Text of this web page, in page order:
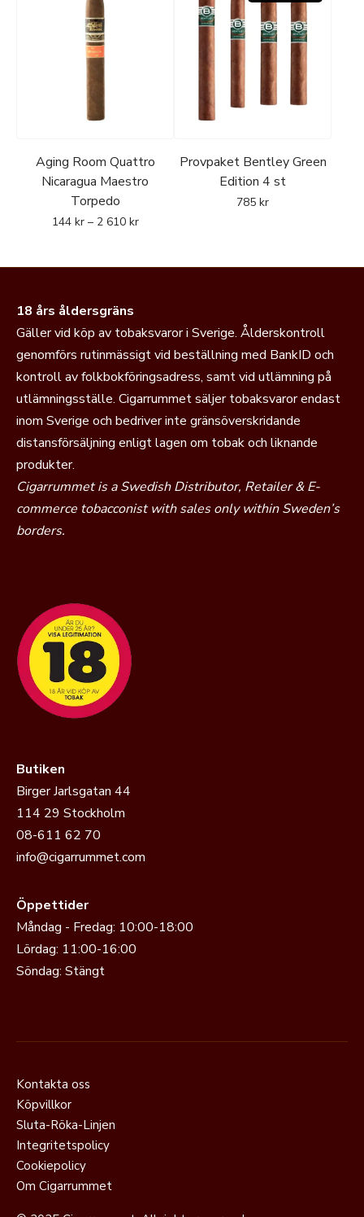
Aging Room Quattro
Nicaragua Maestro
Torpedo
144 kr – 2 610 kr
Provpaket Bentley Green
Edition 4 st
785 kr
18 års åldersgräns
Gäller vid köp av tobaksvaror i Sverige. Ålderskontroll
genomförs rutinmässigt vid beställning med BankID och
kontroll av folkbokföringsadress, samt vid utlämning på
utlämningsställe. Cigarrummet säljer tobaksvaror endast
inom Sverige och bedriver inte gränsöverskridande
distansförsäljning enligt lagen om tobak och liknande
produkter.
Cigarrummet is a Swedish Distributor, Retailer & E-
commerce tobacconist with sales only within Sweden’s
borders.
Butiken
Birger Jarlsgatan 44
114 29 Stockholm
08-611 62 70
info@cigarrummet.com
Öppettider
Måndag - Fredag: 10:00-18:00
Lördag: 11:00-16:00
Söndag: Stängt
Kontakta oss
Köpvillkor
Sluta-Röka-Linjen
Integritetspolicy
Cookiepolicy
Om Cigarrummet